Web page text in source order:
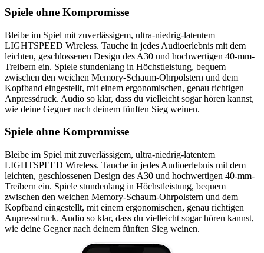
Spiele ohne Kompromisse
Bleibe im Spiel mit zuverlässigem, ultra-niedrig-latentem
LIGHTSPEED Wireless. Tauche in jedes Audioerlebnis mit dem
leichten, geschlossenen Design des A30 und hochwertigen 40-mm-
Treibern ein. Spiele stundenlang in Höchstleistung, bequem
zwischen den weichen Memory-Schaum-Ohrpolstern und dem
Kopfband eingestellt, mit einem ergonomischen, genau richtigen
Anpressdruck. Audio so klar, dass du vielleicht sogar hören kannst,
wie deine Gegner nach deinem fünften Sieg weinen.
Spiele ohne Kompromisse
Bleibe im Spiel mit zuverlässigem, ultra-niedrig-latentem
LIGHTSPEED Wireless. Tauche in jedes Audioerlebnis mit dem
leichten, geschlossenen Design des A30 und hochwertigen 40-mm-
Treibern ein. Spiele stundenlang in Höchstleistung, bequem
zwischen den weichen Memory-Schaum-Ohrpolstern und dem
Kopfband eingestellt, mit einem ergonomischen, genau richtigen
Anpressdruck. Audio so klar, dass du vielleicht sogar hören kannst,
wie deine Gegner nach deinem fünften Sieg weinen.